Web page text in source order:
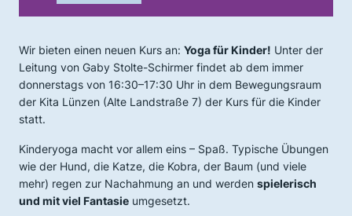
Wir bieten einen neuen Kurs an: Yoga für Kinder! Unter der
Leitung von Gaby Stolte-Schirmer findet ab dem immer
donnerstags von 16:30–17:30 Uhr in dem Bewegungsraum
der Kita Lünzen (Alte Landstraße 7) der Kurs für die Kinder
statt.
Kinderyoga macht vor allem eins – Spaß. Typische Übungen
wie der Hund, die Katze, die Kobra, der Baum (und viele
mehr) regen zur Nachahmung an und werden spielerisch
und mit viel Fantasie umgesetzt.